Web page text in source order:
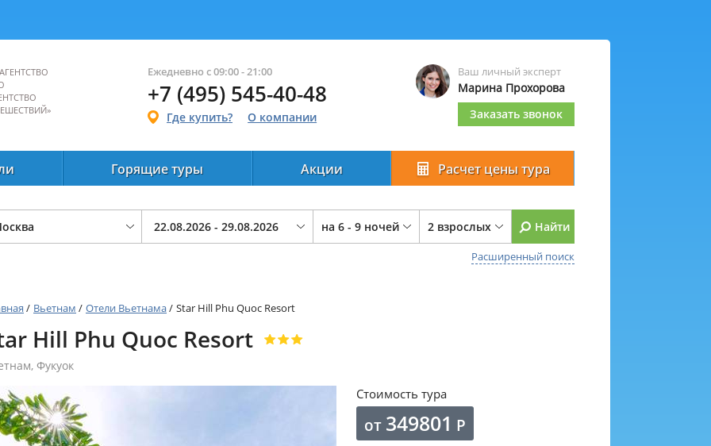
Ежедневно с 09:00 - 21:00
+7 (495) 545-40-48
Где купить? О компании
Ваш личный эксперт
Марина Прохорова
Заказать звонок
Горящие туры Акции Расчет цены тура
на 6 - 9 ночей 2 взрослых Найти
Расширенный поиск
/ Вьетнам / Отели Вьетнама/ Star Hill Phu Quoc Resort
Hill Phu Quoc Resort
, Фукуок
Стоимость тура
от 349801 Р